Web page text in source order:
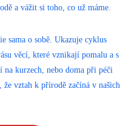
a vážit si toho, co už máme.
sama o sobě. Ukazuje cyklus
věcí, které vznikají pomalu a s
kurzech, nebo doma při péči
vztah k přírodě začíná v našich